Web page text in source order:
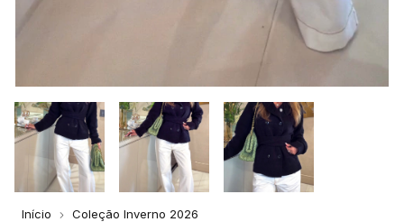
Início Coleção Inverno 2026